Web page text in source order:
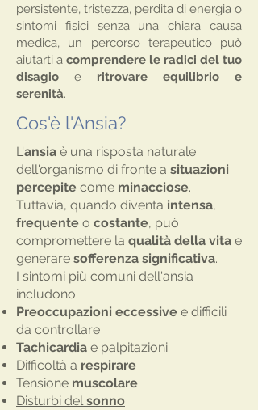
persistente, tristezza, perdita di energia o
sintomi fisici senza una chiara causa
medica, un percorso terapeutico può
aiutarti a comprendere le radici del tuo
disagio e ritrovare equilibrio e
serenità.
Cos'è l'Ansia?
L'ansia è una risposta naturale
dell'organismo di fronte a situazioni
percepite come minacciose.
Tuttavia, quando diventa intensa,
frequente o costante, può
compromettere la qualità della vita e
generare sofferenza significativa.
I sintomi più comuni dell'ansia
includono:
Preoccupazioni eccessive e difficili
da controllare
Tachicardia e palpitazioni
Difficoltà a respirare
Tensione muscolare
Disturbi delsonno